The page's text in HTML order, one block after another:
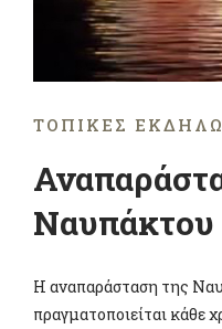
ΤΟΠΙΚΈΣ
Ναυπάκτου
Η αναπαράσταση της
πραγματοποιείται κάθε